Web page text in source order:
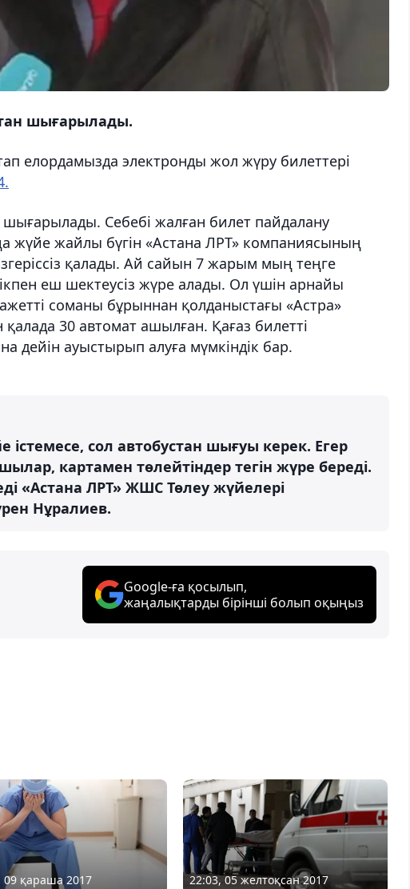
шығарылады.
елордамызда электронды жол жүру билеттері
Себебі жалған билет пайдалану
жүйе жайлы бүгін «Астана ЛРТ» компаниясының
қалады. Ай сайын 7 жарым мың теңге
еш шектеусіз жүре алады. Ол үшін арнайы
соманы бұрыннан қолданыстағы «Астра»
30 автомат ашылған. Қағаз билетті
дейін ауыстырып алуға мүмкіндік бар.
істемесе, сол автобустан шығуы керек. Егер
картамен төлейтіндер тегін жүре береді.
«Астана ЛРТ» ЖШС Төлеу жүйелері
Нұралиев.
Google-ға қосылып,
жаңалықтарды бірінші болып оқыңыз
09 қараша 2017 22:03, 05 желтоқсан 2017